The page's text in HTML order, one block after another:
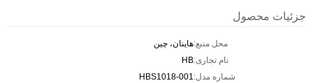
جزئیات محصول
محل منبع:هاینان، چین
نام تجاری:HB
شماره مدل:HBS1018-001